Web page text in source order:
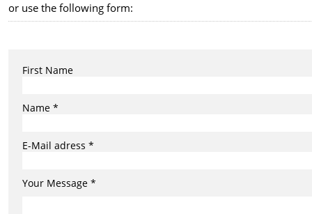
or use the following form:
First Name
Name *
E-Mail adress *
Your Message *